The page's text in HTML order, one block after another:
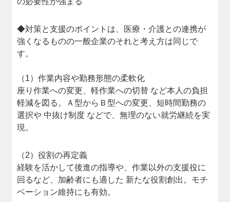
◆対策と支援のポイントは、医療・介護との連携が
強くなるものの一般企業のそれと考え方は同じで
す。
（1）作業内容や勤務形態の柔軟化
座り作業への変更、軽作業への切替 など本人の負担
軽減を図る。Ａ型からＢ型への変更、短時間勤務の
選択や 中抜け制度 などで、無理のない就労継続を実
現。
（2）役割の再定義
経験を活かして後進の指導や、作業以外の支援役に
回るなど、加齢者にも適した 新たな役割創出。モチ
ベーション維持にも有効。